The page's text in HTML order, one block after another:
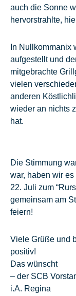
auch die Sonne
hervorstrahlte,
In Nullkommanix
aufgestellt und
mitgebrachte
vielen
anderen
wieder an nichts
hat.
Die Stimmung
war, haben wir
22. Juli zum
gemeinsam am
feiern!
Viele Grüße und
positiv!
Das wünscht
– der SCB
i.A. Regina